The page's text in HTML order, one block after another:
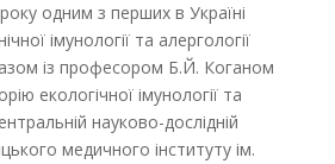
одним з перших в Україні
імунології та алергології
із професором Б.Й. Коганом
екологічної імунології та
науково-дослідній
медичного інституту ім.